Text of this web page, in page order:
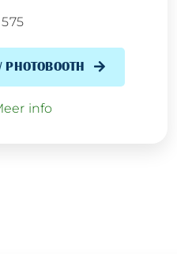
PHOTOBOOTH
info